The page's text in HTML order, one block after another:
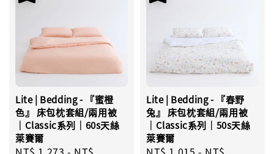
Lite | Bedding - 『蜜橙
色』 床包枕套組/兩用被
｜Classic系列｜60s天絲
萊賽爾
Lite | Bedding - 『春野
兔』 床包枕套組/兩用被
｜Classic系列｜50s天絲
萊賽爾